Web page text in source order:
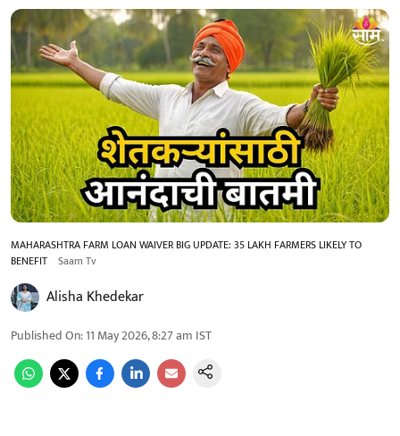
MAHARASHTRA FARM LOAN WAIVER BIG UPDATE: 35 LAKH FARMERS LIKELY TO
BENEFIT Saam Tv
Alisha Khedekar
Published On:11 May 2026, 8:27 am IST